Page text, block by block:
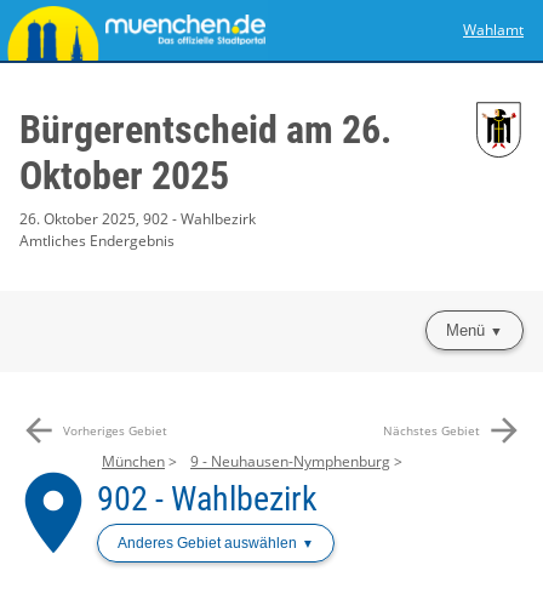
Wahlamt
Bürgerentscheid am 26.
Oktober 2025
26. Oktober 2025, 902 - Wahlbezirk
Amtliches Endergebnis
Menü
arrow_back Vorheriges Gebiet Nächstes Gebiet arrow_forward
place
München 9 - Neuhausen-Nymphenburg
902 - Wahlbezirk
Anderes Gebiet auswählen